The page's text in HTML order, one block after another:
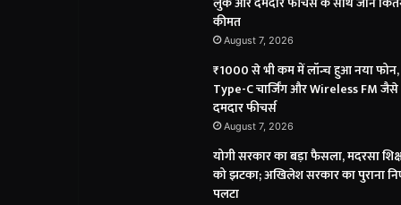
कीमत
August 7, 2026
₹1000 से भी कम में लॉन्च हुआ नया फोन,
Type-C चार्जिंग और Wireless FM जैसे
दमदार फीचर्स
August 7, 2026
योगी सरकार का बड़ा फैसला, मदरसा
को झटका; अखिलेश सरकार का पुराना
पलटा